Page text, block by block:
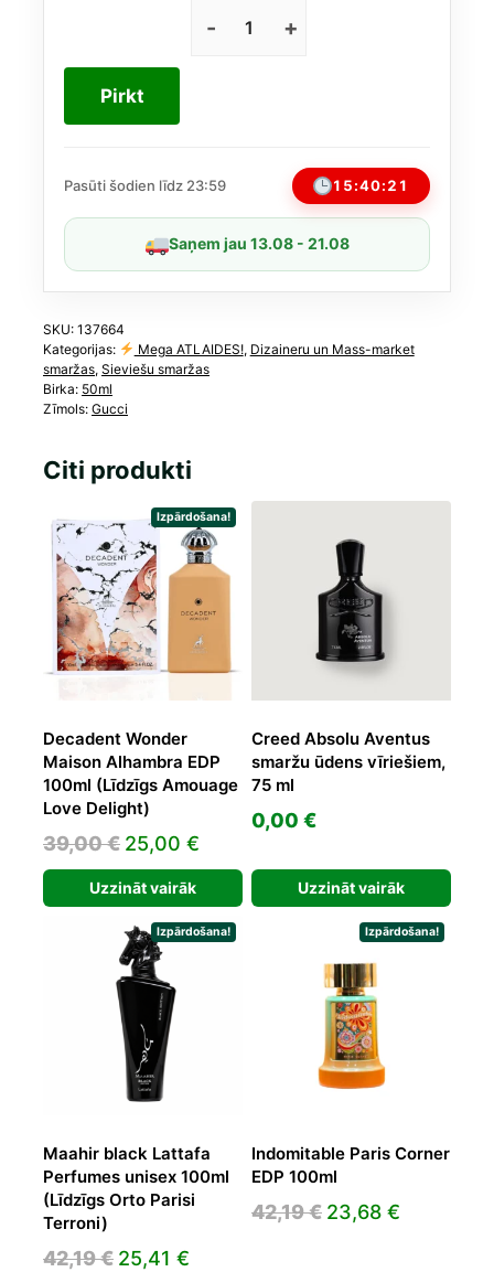
111,00 €.
59,97 €.
Guilty
Pirkt
Pasūti šodien līdz 23:59 15:40:21
Saņem jau 13.08 - 21.08
SKU: 137664
Kategorijas:
Mega ATLAIDES!, Dizaineru un Mass-market
smaržas, Sieviešu smaržas
Birka: 50ml
Zīmols: Gucci
Citi produkti
Izpārdošana!
Decadent Wonder
Maison Alhambra EDP
100ml (Līdzīgs Amouage
Love Delight)
39,00€ Original
price
was:
39,00 €.
25,00 €
price
is:
25,00 €.
Uzzināt vairāk
Creed Absolu Aventus
smaržu ūdens vīriešiem,
75 ml
0,00 €
Uzzināt vairāk
Izpārdošana!
Maahir black Lattafa
Perfumes unisex 100ml
(Līdzīgs Orto Parisi
Terroni)
42,19€ Original
25,41 €
Izpārdošana!
Indomitable Paris Corner
EDP 100ml
42,19€ Original
23,68 €